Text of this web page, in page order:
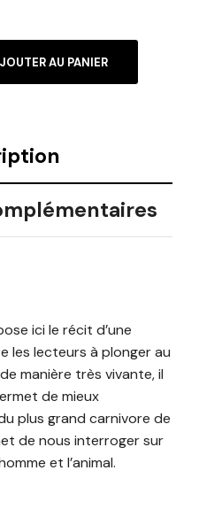
AU PANIER
ici le récit d’une
les lecteurs à plonger au
manière très vivante, il
de mieux
plus grand carnivore de
de nous interroger sur
et l’animal.